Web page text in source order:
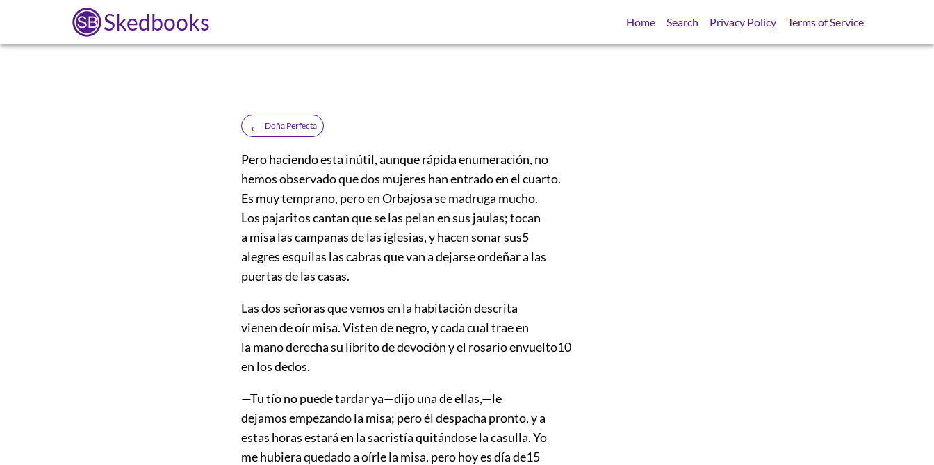
Skedbooks Home Search Privacy Policy Terms of Service
← Doña Perfecta
Pero haciendo esta inútil, aunque rápida enumeración, no
hemos observado que dos mujeres han entrado en el cuarto.
Es muy temprano, pero en Orbajosa se madruga mucho.
Los pajaritos cantan que se las pelan en sus jaulas; tocan
a misa las campanas de las iglesias, y hacen sonar sus5
alegres esquilas las cabras que van a dejarse ordeñar a las
puertas de las casas.
Las dos señoras que vemos en la habitación descrita
vienen de oír misa. Visten de negro, y cada cual trae en
la mano derecha su librito de devoción y el rosario envuelto10
en los dedos.
—Tu tío no puede tardar ya—dijo una de ellas,—le
dejamos empezando la misa; pero él despacha pronto, y a
estas horas estará en la sacristía quitándose la casulla. Yo
me hubiera quedado a oírle la misa, pero hoy es día de15